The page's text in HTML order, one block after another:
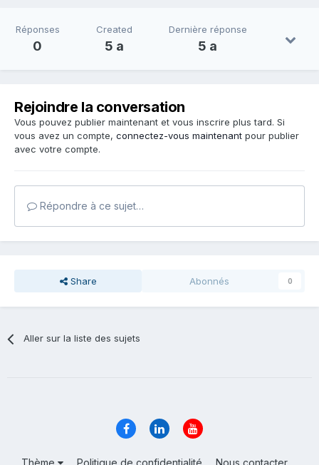
Réponses
0
Created
5 a
Dernière réponse
5 a
Rejoindre la conversation
Vous pouvez publier maintenant et vous inscrire plus tard. Si
vous avez un compte, connectez-vous maintenant pour publier
avec votre compte.
Répondre à ce sujet…
Share Abonnés 0
Aller sur la liste des sujets
Thème Politique de confidentialité Nous contacter